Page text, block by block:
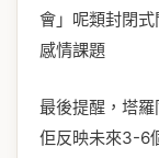
會」呢類封閉
感情課題
最後提醒，塔羅
佢反映未來3-6